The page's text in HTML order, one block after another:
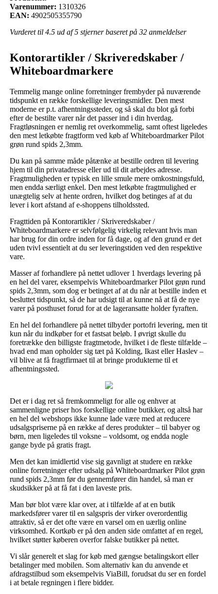
Varenummer: 1310326
EAN: 4902505355790
Vurderet til 4.5 ud af 5 stjerner baseret på 32 anmeldelser
Kontorartikler / Skriveredskaber /
Whiteboardmarkere
Temmelig mange online forretninger frembyder på nuværende
tidspunkt en række forskellige leveringsmidler. Den mest
moderne er p.t. afhentningssteder, og så skal du blot gå forbi
efter de bestilte varer når det passer ind i din hverdag.
Fragtløsningen er nemlig ret overkommelig, samt oftest ligeledes
den mest letkøbte fragtform ved køb af Whiteboardmarker Pilot
grøn rund spids 2,3mm.
Du kan på samme måde påtænke at bestille ordren til levering
hjem til din privatadresse eller ud til dit arbejdes adresse.
Fragtmuligheden er typisk en lille smule mere omkostningsfuld,
men endda særligt enkel. Den mest letkøbte fragtmulighed er
unægtelig selv at hente ordren, hvilket dog betinges af at du
lever i kort afstand af e-shoppens tilholdssted.
Fragttiden på Kontorartikler / Skriveredskaber /
Whiteboardmarkere er selvfølgelig virkelig relevant hvis man
har brug for din ordre inden for få dage, og af den grund er det
uden tvivl essentielt at du ser leveringstiden ved den respektive
vare.
Masser af forhandlere på nettet udlover 1 hverdags levering på
en hel del varer, eksempelvis Whiteboardmarker Pilot grøn rund
spids 2,3mm, som dog er betinget af at du når at bestille inden et
besluttet tidspunkt, så de har udsigt til at kunne nå at få de nye
varer på posthuset forud for at de lageransatte holder fyraften.
En hel del forhandlere på nettet tilbyder portofri levering, men tit
kun når du indkøber for et fastsat beløb. I øvrigt skulle du
foretrække den billigste fragtmetode, hvilket i de fleste tilfælde –
hvad end man opholder sig tæt på Kolding, Ikast eller Haslev –
vil blive at få fragtfirmaet til at bringe produkterne til et
afhentningssted.
Det er i dag ret så fremkommeligt for alle og enhver at
sammenligne priser hos forskellige online butikker, og altså har
en hel del webshops ikke kunne lade være med at reducere
udsalgspriserne på en række af deres produkter – til babyer og
børn, men ligeledes til voksne – voldsomt, og endda nogle
gange byde på gratis fragt.
Men det kan imidlertid vise sig gavnligt at studere en række
online forretninger efter udsalg på Whiteboardmarker Pilot grøn
rund spids 2,3mm før du gennemfører din handel, så man er
skudsikker på at få fat i den laveste pris.
Man bør blot være klar over, at i tilfælde af at en butik
markedsfører varer til en salgspris der virker overordentlig
attraktiv, så er det ofte være en varsel om en uærlig online
virksomhed. Kortkøb er på den anden side omfattet af en regel,
hvilket støtter køberen overfor falske butikker på nettet.
Vi slår generelt et slag for køb med gængse betalingskort eller
betalinger med mobilen. Som alternativ kan du anvende et
afdragstilbud som eksempelvis ViaBill, forudsat du ser en fordel
i at betale regningen i flere bidder.